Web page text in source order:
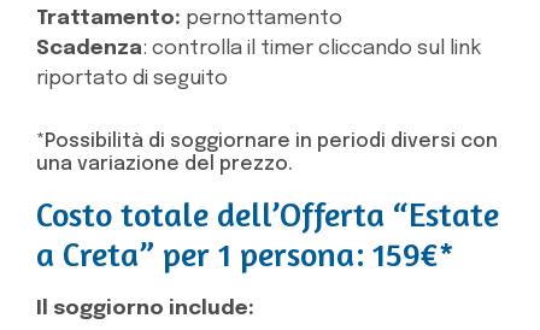
Trattamento: pernottamento
Scadenza: controlla il timer cliccando sul link
riportato di seguito
*Possibilità di soggiornare in periodi diversi con
una variazione del prezzo.
Costo totale dell’Offerta “Estate
a Creta” per 1 persona: 159€*
Il soggiorno include: